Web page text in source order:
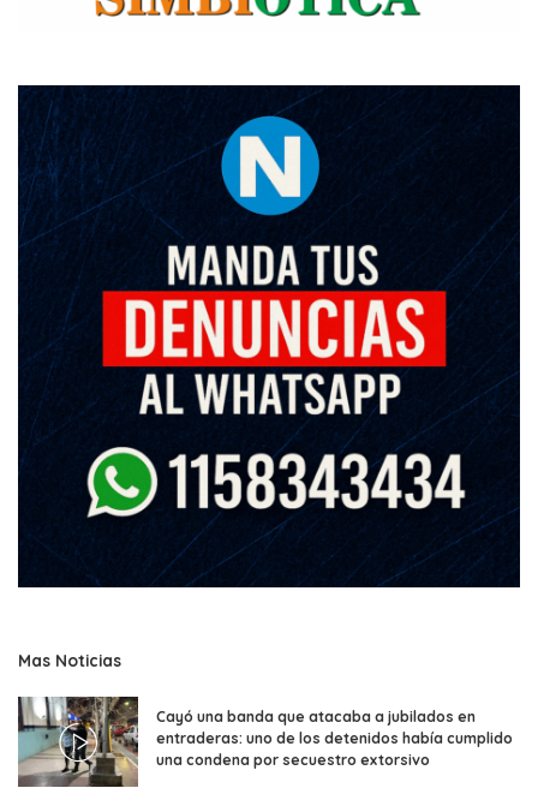
Mas Noticias
Cayó una banda que atacaba a jubilados en
entraderas: uno de los detenidos había cumplido
una condena por secuestro extorsivo